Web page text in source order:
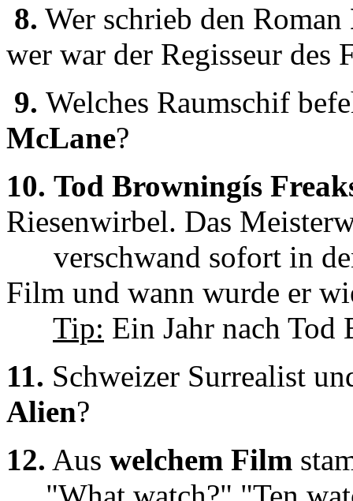
8. Wer schrieb den Roman
wer war der Regisseur des
9. Welches Raumschif
McLane?
10. Tod Browningís
Riesenwirbel. Das
verschwand sofort in
Film und wann wurde er
Tip: Ein Jahr nach Tod
11. Schweizer Surrealist
Alien?
12. Aus welchem Film